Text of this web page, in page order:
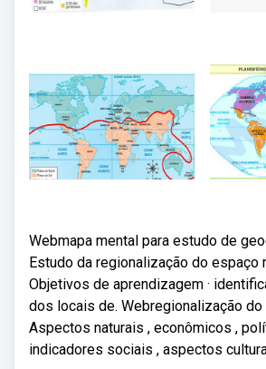
Webmapa mental para estudo de
Estudo da regionalização do espaço
Objetivos de aprendizagem ·
dos locais de. Webregionalização do
Aspectos naturais , econômicos ,
indicadores sociais , aspectos